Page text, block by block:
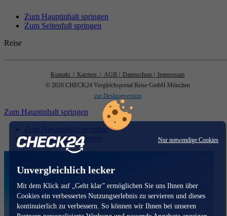
Nur notwendige Cookies
Unvergleichlich lecker
Mit dem Klick auf „Geht klar” ermöglichen Sie uns Ihnen über
Cookies ein verbessertes Nutzungserlebnis zu servieren und dieses
kontinuierlich zu verbessern. So können wir Ihnen bei unseren
Zum Hauptinhalt springen
Zum Seitenfuß springen
Reise
Kontakt | Karriere | AGB | Datenschutz
| Impressum
© 2026 CHECK24 Vergleichsportal Reise GmbH München
zur Desktopversion
Zum Hauptinhalt springen
Zum Hauptinhalt springen
Zum Seitenfuß springen